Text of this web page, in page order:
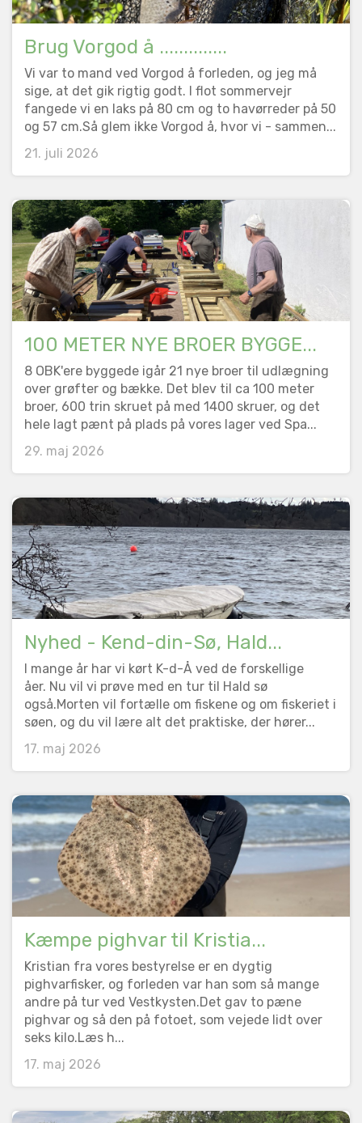
Brug Vorgod å ..............
Vi var to mand ved Vorgod å forleden, og jeg må
sige, at det gik rigtig godt. I flot sommervejr
fangede vi en laks på 80 cm og to havørreder på 50
og 57 cm.Så glem ikke Vorgod å, hvor vi - sammen...
21. juli 2026
100 METER NYE BROER BYGGE...
8 OBK'ere byggede igår 21 nye broer til udlægning
over grøfter og bække. Det blev til ca 100 meter
broer, 600 trin skruet på med 1400 skruer, og det
hele lagt pænt på plads på vores lager ved Spa...
29. maj 2026
Nyhed - Kend-din-Sø, Hald...
I mange år har vi kørt K-d-Å ved de forskellige
åer. Nu vil vi prøve med en tur til Hald sø
også.Morten vil fortælle om fiskene og om fiskeriet i
søen, og du vil lære alt det praktiske, der hører...
17. maj 2026
Kæmpe pighvar til Kristia...
Kristian fra vores bestyrelse er en dygtig
pighvarfisker, og forleden var han som så mange
andre på tur ved Vestkysten.Det gav to pæne
pighvar og så den på fotoet, som vejede lidt over
seks kilo.Læs h...
17. maj 2026